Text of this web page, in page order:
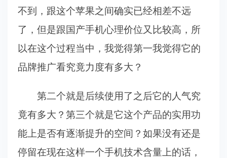
不到，跟这个苹果之间确实已经相差不远
了，但是跟国产手机心理价位又比较高，所
以在这个过程当中，我觉得第一我觉得它的
品牌推广看究竟力度有多大？
第二个就是后续使用了之后它的人气究
竟有多大？第三个就是它这个产品的实用功
能上是否有逐渐提升的空间？如果没有还是
停留在现在这样一个手机技术含量上的话，